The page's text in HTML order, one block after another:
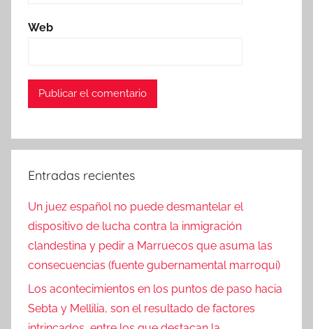
Web
Entradas recientes
Un juez español no puede desmantelar el
dispositivo de lucha contra la inmigración
clandestina y pedir a Marruecos que asuma las
consecuencias (fuente gubernamental marroquí)
Los acontecimientos en los puntos de paso hacia
Sebta y Mellilia, son el resultado de factores